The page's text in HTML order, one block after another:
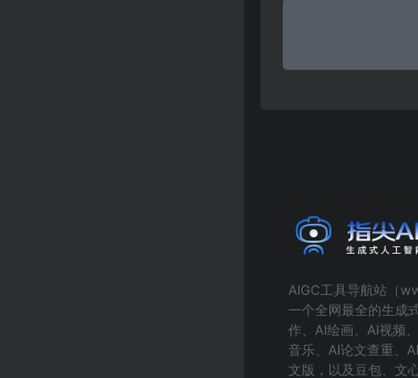
AIGC工具导航站（
一个全网最全的生成
作 、 AI绘画 、 AI视频 、
音乐、 AI论文查重 、
文版 ，以及 豆包、 文